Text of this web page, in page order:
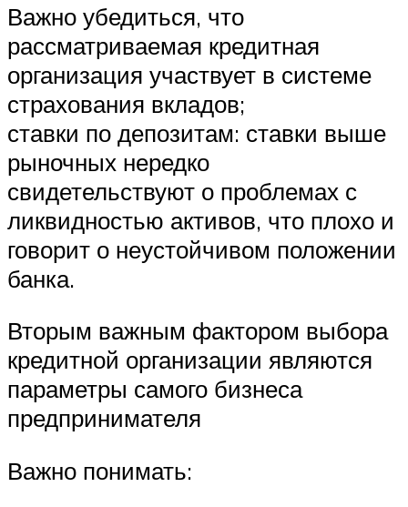
Важно убедиться, что
рассматриваемая кредитная
организация участвует в системе
страхования вкладов;
ставки по депозитам: ставки выше
рыночных нередко
свидетельствуют о проблемах с
ликвидностью активов, что плохо и
говорит о неустойчивом положении
банка.
Вторым важным фактором выбора
кредитной организации являются
параметры самого бизнеса
предпринимателя
Важно понимать: